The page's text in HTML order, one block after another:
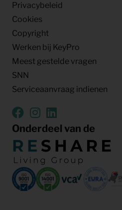
Privacybeleid
Cookies
Copyright
Werken bij KeyPro
Meest gestelde vragen
SNN
Serviceaanvraag indienen
Onderdeel van de